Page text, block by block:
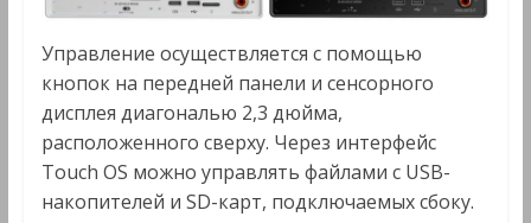
Управление осуществляется с помощью
кнопок на передней панели и сенсорного
дисплея диагональю 2,3 дюйма,
расположенного сверху. Через интерфейс
Touch OS можно управлять файлами с USB-
накопителей и SD-карт, подключаемых сбоку.